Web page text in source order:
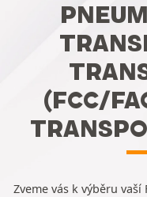
(FCC/
Zveme vás k výběru